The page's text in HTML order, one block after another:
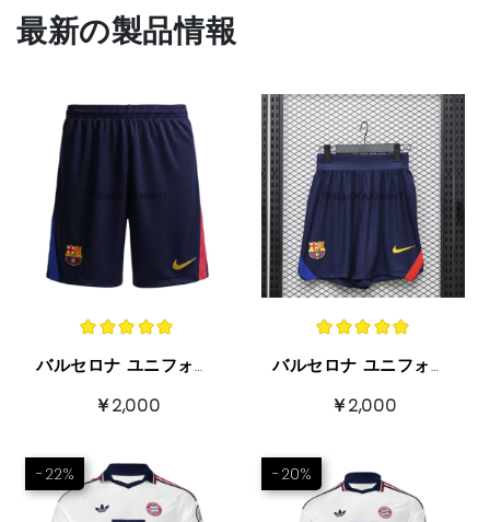
最新の製品情報
バルセロナ ユニフォーム ショーツ 2026/7 ホーム
￥2,000
バルセロナ ユニフォーム ショーツ 2026/7 ホーム 特別なショーツ
￥2,000
-22% -20%